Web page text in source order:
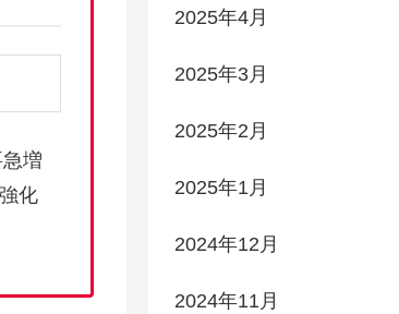
増
化
2025年4月
2025年3月
2025年2月
2025年1月
2024年12月
2024年11月